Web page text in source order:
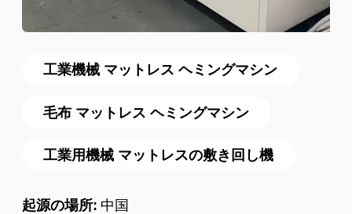
工業機械 マットレス ヘミングマシン
毛布 マットレス ヘミングマシン
工業用機械 マットレスの敷き回し機
起源の場所: 中国